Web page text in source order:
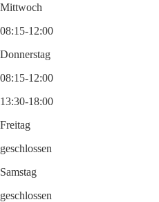
Mittwoch
08:15-12:00
Donnerstag
08:15-12:00
13:30-18:00
Freitag
geschlossen
Samstag
geschlossen